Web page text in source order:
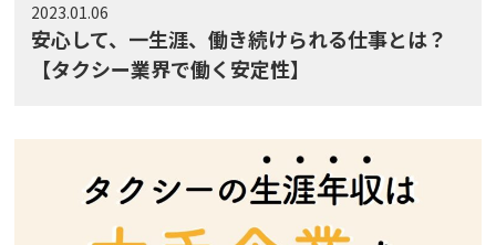
2023.01.06
安心して、一生涯、働き続けられる仕事とは？
【タクシー業界で働く安定性】